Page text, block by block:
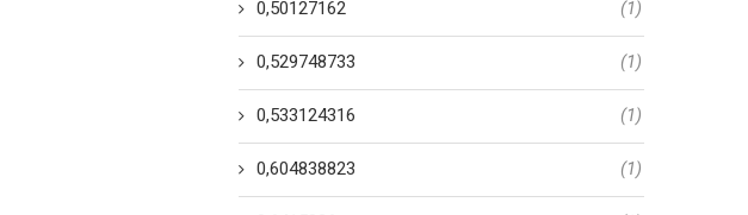
0,50127162 (1)
0,529748733 (1)
0,533124316 (1)
0,604838823 (1)